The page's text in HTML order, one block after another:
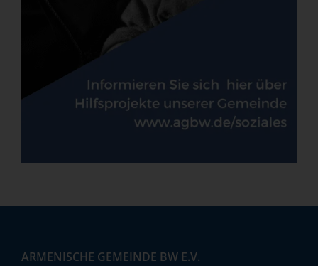
ARMENISCHE GEMEINDE BW E.V.